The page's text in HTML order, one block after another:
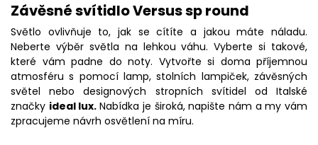
Závěsné svítidlo Versus sp round
Světlo ovlivňuje to, jak se cítíte a jakou máte náladu.
Neberte výběr světla na lehkou váhu. Vyberte si takové,
které vám padne do noty. Vytvořte si doma příjemnou
atmosféru s pomocí lamp, stolních lampiček, závěsných
světel nebo designových stropních svítidel od Italské
značky ideal lux.Nabídka je široká, napište nám a my vám
zpracujeme návrh osvětlení na míru.